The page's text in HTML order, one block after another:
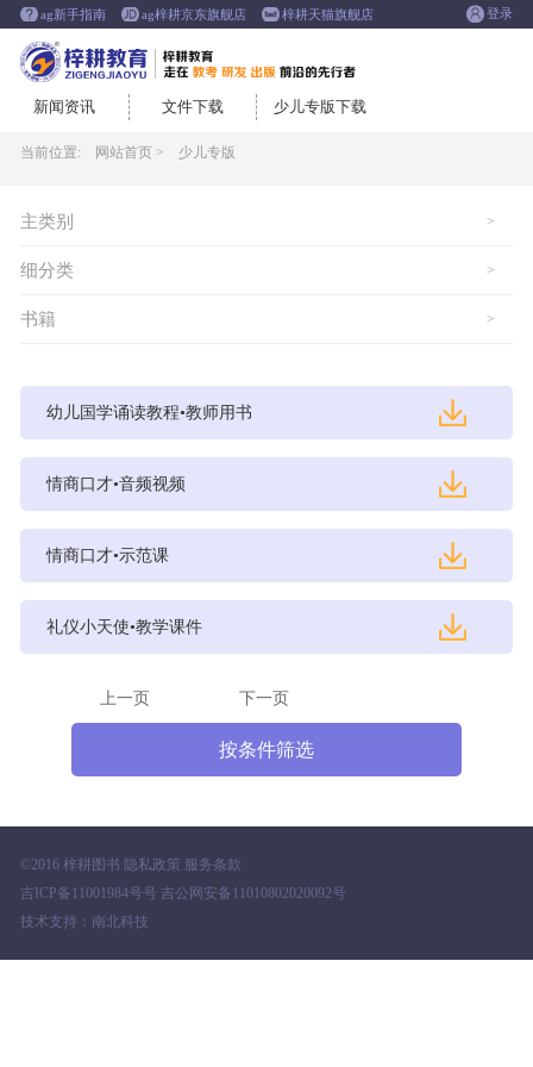
ag新手指南 ag梓耕京东旗舰店 梓耕天猫旗舰店 登录
新闻资讯 文件下载 少儿专版下载
当前位置: 网站首页 > 少儿专版
主类别 >
细分类 >
书籍 >
幼儿国学诵读教程•教师用书
情商口才•音频视频
情商口才•示范课
礼仪小天使•教学课件
上一页 下一页
©2016 梓耕图书 隐私政策 服务条款
吉ICP备11001984号号 吉公网安备11010802020092号
技术支持：南北科技